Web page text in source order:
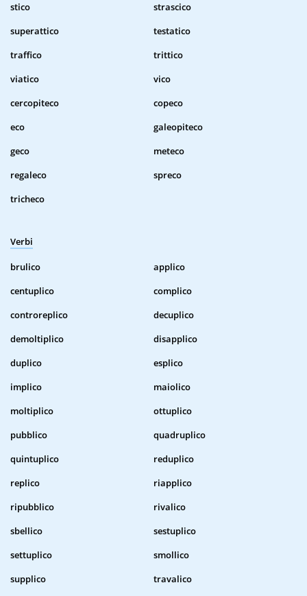
stico
strascico
superattico
testatico
traffico
trittico
viatico
vico
cercopiteco
copeco
eco
galeopiteco
geco
meteco
regaleco
spreco
tricheco
Verbi
brulico
applico
centuplico
complico
controreplico
decuplico
demoltiplico
disapplico
duplico
esplico
implico
maiolico
moltiplico
ottuplico
pubblico
quadruplico
quintuplico
reduplico
replico
riapplico
ripubblico
rivalico
sbellico
sestuplico
settuplico
smollico
supplico
travalico